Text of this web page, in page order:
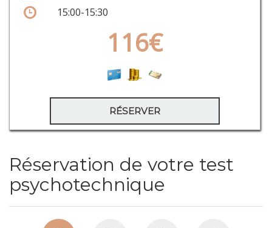
15:00-15:30
116€
RÉSERVER
Réservation de votre test
psychotechnique